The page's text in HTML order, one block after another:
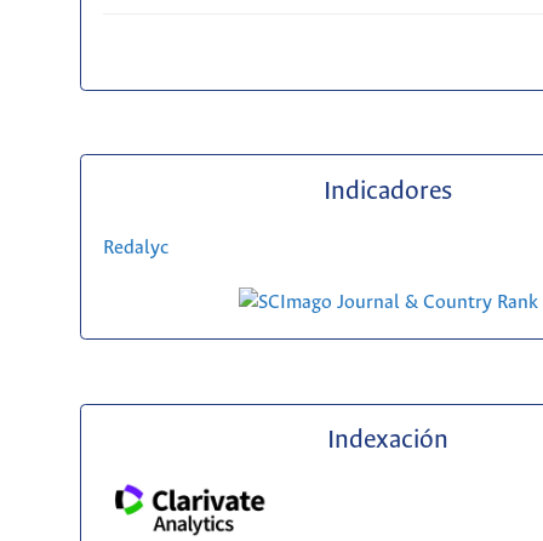
Indicadores
Redalyc
Indexación